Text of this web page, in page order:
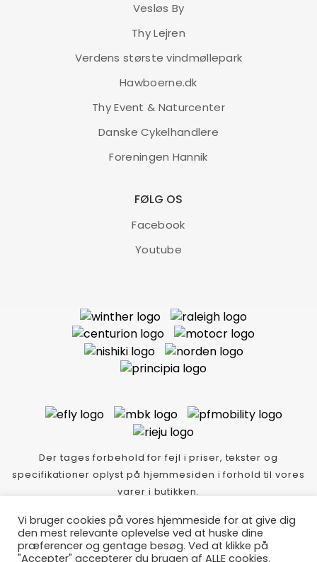
Vesløs By
Thy Lejren
Verdens største vindmøllepark
Hawboerne.dk
Thy Event & Naturcenter
Danske Cykelhandlere
Foreningen Hannik
FØLG OS
Facebook
Youtube
Der tages forbehold for fejl i priser, tekster og
specifikationer oplyst på hjemmesiden i forhold til vores
varer i butikken.
Lindskog/event/kommunikation/m: 40282340-
Glæde/Klitmøller - webdesign Mozo.dk
Vi bruger cookies på vores hjemmeside for at give dig
den mest relevante oplevelse ved at huske dine
præferencer og gentage besøg. Ved at klikke på
"Accepter" accepterer du brugen af ALLE cookies.